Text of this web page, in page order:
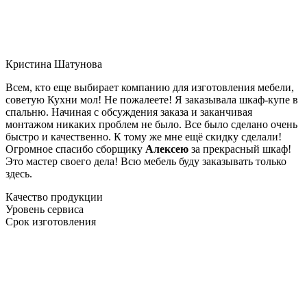
Кристина Шатунова
Всем, кто еще выбирает компанию для изготовления мебели,
советую Кухни мол! Не пожалеете! Я заказывала шкаф-купе в
спальню. Начиная с обсуждения заказа и заканчивая
монтажом никаких проблем не было. Все было сделано очень
быстро и качественно. К тому же мне ещё скидку сделали!
Огромное спасибо сборщику Алексею за прекрасный шкаф!
Это мастер своего дела! Всю мебель буду заказывать только
здесь.
Качество продукции
Уровень сервиса
Срок изготовления